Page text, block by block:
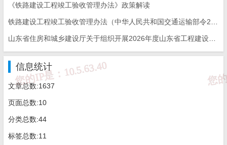
《铁路建设工程竣工验收管理办法》政策解读
信息统计
文章总数:1637
页面总数:10
分类总数:44
标签总数:11